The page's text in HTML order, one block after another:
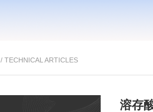
/ TECHNICAL ARTICLES
溶存